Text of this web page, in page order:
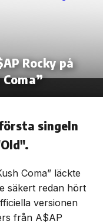
Rocky på
singeln
Coma” läckte
säkert redan hört
versionen
från A$AP